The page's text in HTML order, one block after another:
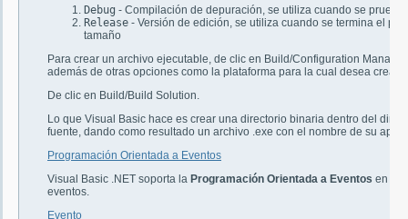
Debug - Compilación de depuración, se utiliza cuando se
Release - Versión de edición, se utiliza cuando se termina el
tamaño
Para crear un archivo ejecutable, de clic en Build/Configuration
además de otras opciones como la plataforma para la cual desea crear
De clic en Build/Build Solution.
Lo que Visual Basic hace es crear una directorio binaria dentro del
fuente, dando como resultado un archivo .exe con el nombre de su
Programación Orientada a Eventos
Visual Basic .NET soporta la Programación Orientada a Eventos en la
eventos.
Evento